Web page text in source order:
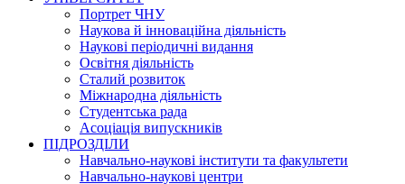
Портрет ЧНУ
Наукова й інноваційна діяльність
Наукові періодичні видання
Освітня діяльність
Сталий розвиток
Міжнародна діяльність
Студентська рада
Асоціація випускників
ПІДРОЗДІЛИ
Навчально-наукові інститути та факультети
Навчально-наукові центри